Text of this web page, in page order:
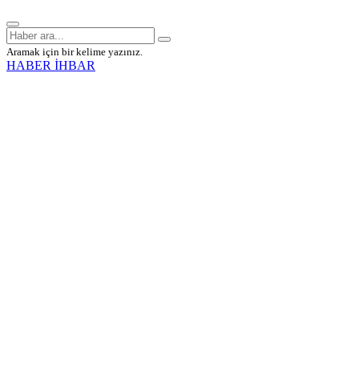
Aramak için bir kelime yazınız.
HABER İHBAR